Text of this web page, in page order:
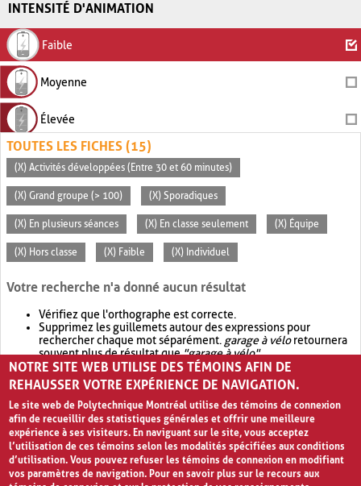
INTENSITÉ D'ANIMATION
Faible
Moyenne
Élevée
TOUTES LES FICHES (15)
(X) Activités développées (Entre 30 et 60 minutes)
(X) Grand groupe (> 100) (X) Sporadiques
(X) En plusieurs séances (X) En classe seulement (X) Équipe
(X) Hors classe (X) Faible (X) Individuel
Votre recherche n'a donné aucun résultat
Vérifiez que l'orthographe est correcte.
Supprimez les guillemets autour des expressions pour
rechercher chaque mot séparément. garage à véloretournera
souvent plus de résultat que"garage à vélo".
Envisagez d'élargir votre recherche avec OR.garage OR vélo
retournera souvent plus de résultat quegarage à vélo
NOTRE SITE WEB UTILISE DES TÉMOINS AFIN DE
REHAUSSER VOTRE EXPÉRIENCE DE NAVIGATION.
Le site web de Polytechnique Montréal utilise des témoins de connexion
afin de recueillir des statistiques générales et offrir une meilleure
expérience à ses visiteurs. En naviguant sur le site, vous acceptez
l’utilisation de ces témoins selon les modalités spécifiées aux conditions
d’utilisation. Vous pouvez refuser les témoins de connexion en modifiant
vos paramètres de navigation. Pour en savoir plus sur le recours aux